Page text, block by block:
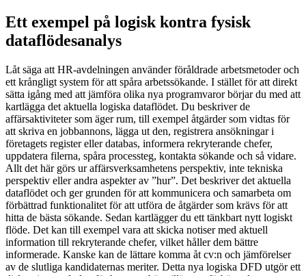
Ett exempel på logisk kontra fysisk
dataflödesanalys
Låt säga att HR-avdelningen använder föråldrade arbetsmetoder och
ett krångligt system för att spåra arbetssökande. I stället för att direkt
sätta igång med att jämföra olika nya programvaror börjar du med att
kartlägga det aktuella logiska dataflödet. Du beskriver de
affärsaktiviteter som äger rum, till exempel åtgärder som vidtas för
att skriva en jobbannons, lägga ut den, registrera ansökningar i
företagets register eller databas, informera rekryterande chefer,
uppdatera filerna, spåra processteg, kontakta sökande och så vidare.
Allt det här görs ur affärsverksamhetens perspektiv, inte tekniska
perspektiv eller andra aspekter av ”hur”. Det beskriver det aktuella
dataflödet och ger grunden för att kommunicera och samarbeta om
förbättrad funktionalitet för att utföra de åtgärder som krävs för att
hitta de bästa sökande. Sedan kartlägger du ett tänkbart nytt logiskt
flöde. Det kan till exempel vara att skicka notiser med aktuell
information till rekryterande chefer, vilket håller dem bättre
informerade. Kanske kan de lättare komma åt cv:n och jämförelser
av de slutliga kandidaternas meriter. Detta nya logiska DFD utgör ett